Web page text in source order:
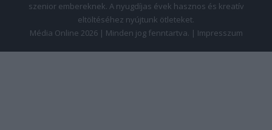
szenior embereknek. A nyugdíjas évek hasznos és kreatív
eltöltéséhez nyújtunk ötleteket.
Média Online 2026 | Minden jog fenntartva. | Impresszum